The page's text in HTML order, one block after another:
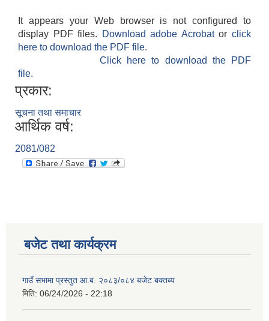
It appears your Web browser is not configured to
display PDF files.
Download adobe Acrobatorclick
here to download the PDF file.
Click here to download the PDF
file.
प्रकार:
सूचना तथा समाचार
आर्थिक वर्ष:
2081/082
बजेट तथा कार्यक्रम
गाउँ सभामा प्रस्तुत आ.ब. २०८३/०८४ बजेट बक्तब्य
मिति: 06/24/2026 - 22:18